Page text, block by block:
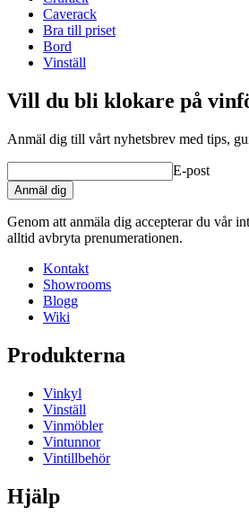
Vikt (kg)
Caverack
Bra till priset
Bord
Vinställ
Vill du bli klokare på
Anmäl dig till vårt nyhetsbrev med tips,
E-post
Anmäl dig
Genom att anmäla dig accepterar du vår
alltid avbryta prenumerationen.
Kontakt
Showrooms
Blogg
Wiki
Produkterna
Vinkyl
Vinställ
Vinmöbler
Vintunnor
Vintillbehör
Hjälp